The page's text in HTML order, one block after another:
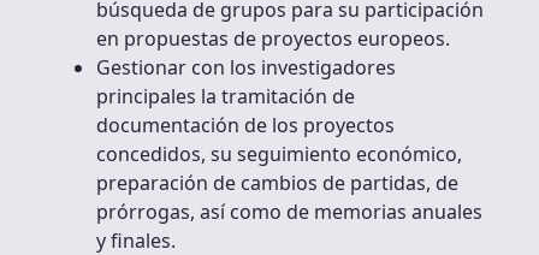
búsqueda de grupos para su participación
en propuestas de proyectos europeos.
Gestionar con los investigadores
principales la tramitación de
documentación de los proyectos
concedidos, su seguimiento económico,
preparación de cambios de partidas, de
prórrogas, así como de memorias anuales
y finales.